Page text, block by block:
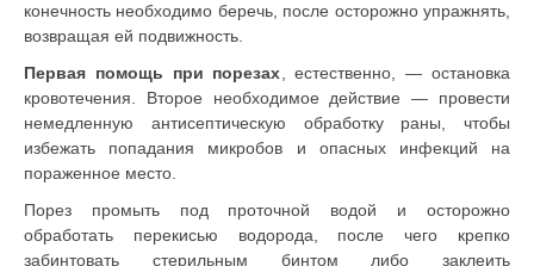
конечность необходимо беречь, после осторожно упражнять,
возвращая ей подвижность.
Первая помощь при порезах , естественно, — остановка
кровотечения. Второе необходимое действие — провести
немедленную антисептическую обработку раны, чтобы
избежать попадания микробов и опасных инфекций на
пораженное место.
Порез промыть под проточной водой и осторожно
обработать перекисью водорода, после чего крепко
забинтовать стерильным бинтом либо заклеить